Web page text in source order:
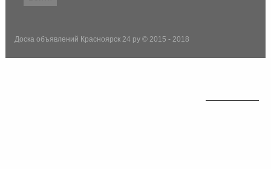
Доска объявлений Красноярск 24 ру © 2015 - 2018